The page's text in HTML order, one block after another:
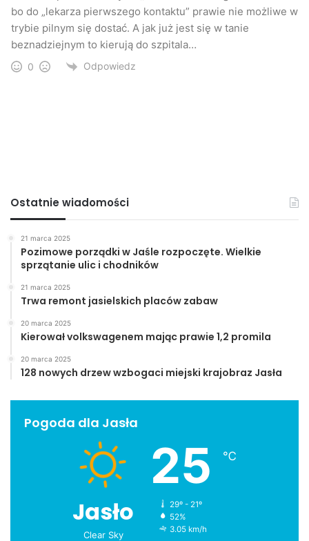
Kompletna dokumentacja, wraz z uzyskaniem niezbędnych
pozwoleń, ma być opracowana do końca lipca 2015 r. i
opiewa na kwotę 1 300 tys zł.
bo do „lekarza pierwszego kontaktu” prawie nie możliwe w
trybie pilnym się dostać. A jak już jest się w tanie
beznadziejnym to kierują do szpitala…
0 Odpowiedz
Ostatnie wiadomości
21 marca 2025
Pozimowe porządki w Jaśle rozpoczęte. Wielkie
sprzątanie ulic i chodników
21 marca 2025
Trwa remont jasielskich placów zabaw
20 marca 2025
Kierował volkswagenem mając prawie 1,2 promila
20 marca 2025
128 nowych drzew wzbogaci miejski krajobraz Jasła
Pogoda dla Jasła
Jasło
Clear Sky
25 ℃
29º - 21º
52%
3.05 km/h